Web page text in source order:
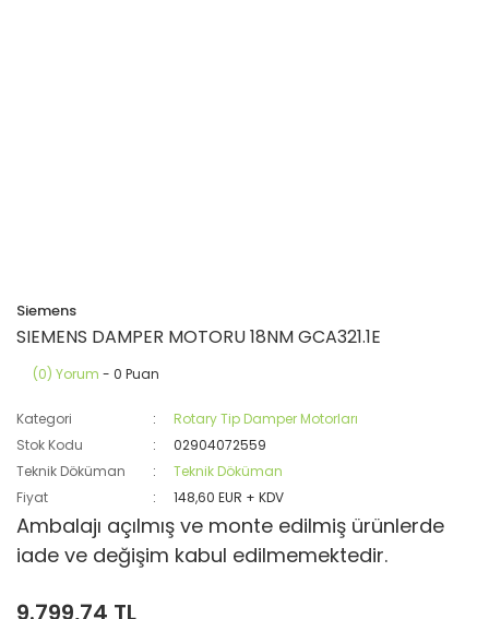
Siemens
SIEMENS DAMPER MOTORU 18NM GCA321.1E
(0) Yorum - 0 Puan
Kategori
Rotary Tip Damper Motorları
Stok Kodu
02904072559
Teknik Döküman
Teknik Döküman
Fiyat
148,60 EUR + KDV
Ambalajı açılmış ve monte edilmiş ürünlerde
iade ve değişim kabul edilmemektedir.
9.799,74 TL